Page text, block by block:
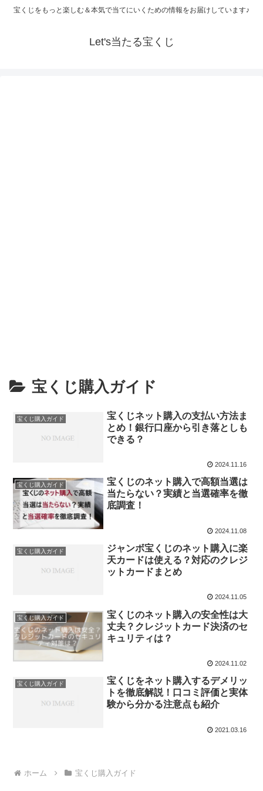
宝くじをもっと楽しむ＆本気で当てにいくための情報をお届けしています♪
Let's当たる宝くじ
宝くじ購入ガイド
宝くじ購入ガイド
宝くじネット購入の支払い方法ま
とめ！銀行口座から引き落としも
できる？
2024.11.16
宝くじ購入ガイド
宝くじのネット購入で高額当選は
当たらない？実績と当選確率を徹
底調査！
2024.11.08
宝くじ購入ガイド
ジャンボ宝くじのネット購入に楽
天カードは使える？対応のクレジ
ットカードまとめ
2024.11.05
宝くじ購入ガイド
宝くじのネット購入の安全性は大
丈夫？クレジットカード決済のセ
キュリティは？
2024.11.02
宝くじ購入ガイド
宝くじをネット購入するデメリッ
トを徹底解説！口コミ評価と実体
験から分かる注意点も紹介
2021.03.16
ホーム 宝くじ購入ガイド